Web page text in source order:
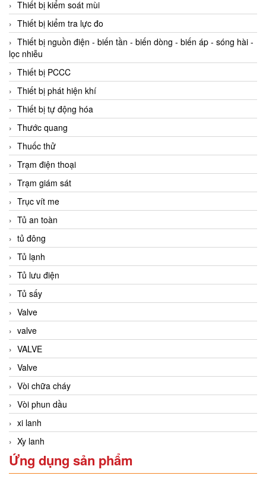
Thiết bị kiểm soát mùi
Thiết bị kiểm tra lực đo
Thiết bị nguồn điện - biến tần - biến dòng - biến áp - sóng hài -
lọc nhiễu
Thiết bị PCCC
Thiết bị phát hiện khí
Thiết bị tự động hóa
Thước quang
Thuốc thử
Trạm điện thoại
Trạm giám sát
Trục vít me
Tủ an toàn
tủ đông
Tủ lạnh
Tủ lưu điện
Tủ sấy
Valve
valve
VALVE
Valve
Vòi chữa cháy
Vòi phun dầu
xi lanh
Xy lanh
Ứng dụng sản phẩm